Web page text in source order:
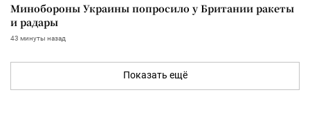
Минобороны Украины попросило у Британии ракеты
и радары
43 минуты назад
Показать ещё